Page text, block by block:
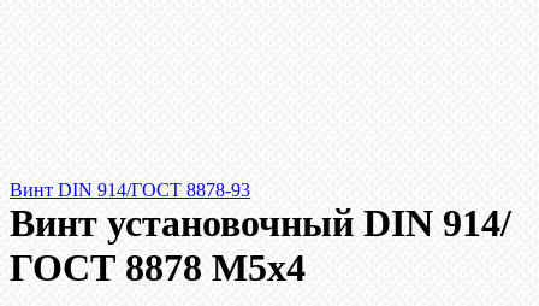
Винт DIN 914/ГОСТ 8878-93
Винт установочный DIN 914/
ГОСТ 8878 M5x4